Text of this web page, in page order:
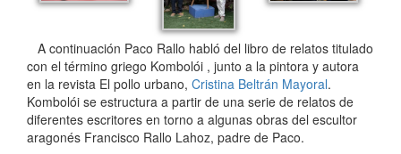
A continuación Paco Rallo habló del libro de relatos titulado
con el término griego Kombolói , junto a la pintora y autora
en la revista El pollo urbano, Cristina Beltrán Mayoral.
Kombolói se estructura a partir de una serie de relatos de
diferentes escritores en torno a algunas obras del escultor
aragonés Francisco Rallo Lahoz, padre de Paco.